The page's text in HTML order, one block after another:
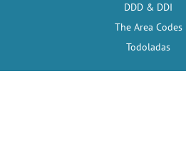
DDD & DDI
The Area Codes
Todoladas